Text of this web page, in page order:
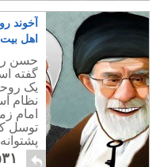
آخوند
اهل
حسن
گفته
یک
نظام
امام
توسل
متعلق